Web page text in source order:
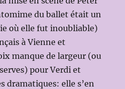
du ballet était un
où elle fut inoubliable)
à Vienne et
manque de largeur (ou
pour Verdi et
dramatiques: elle s’en